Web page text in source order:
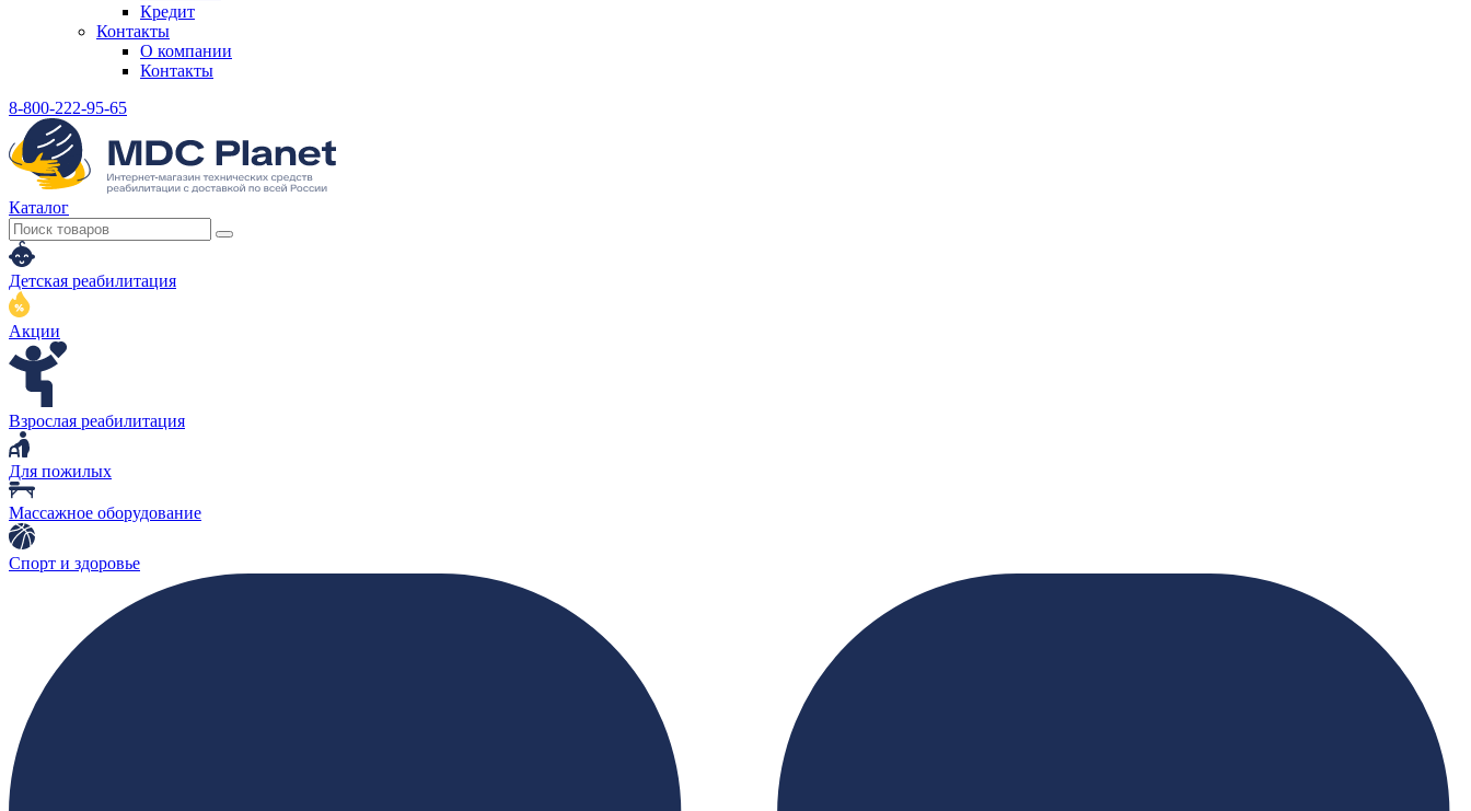
Кредит
Контакты
О компании
Контакты
8-800-222-95-65
Каталог
Детская реабилитация
Акции
Взрослая реабилитация
Для пожилых
Массажное оборудование
Спорт и здоровье